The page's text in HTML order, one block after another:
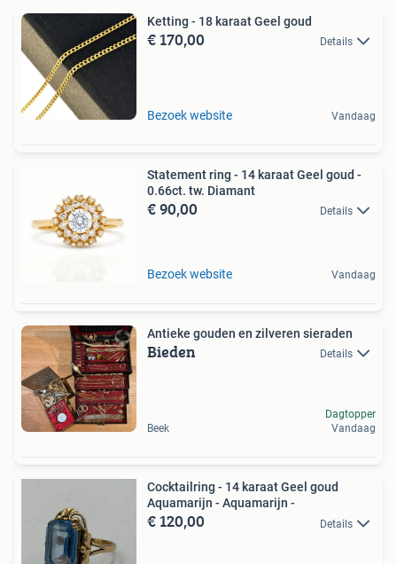
Ketting - 18 karaat Geel goud
€ 170,00 Details
Bezoek website Vandaag
Statement ring - 14 karaat Geel goud -
0.66ct. tw. Diamant
€ 90,00 Details
Bezoek website Vandaag
Antieke gouden en zilveren sieraden
Bieden Details
Beek
Dagtopper
Vandaag
Cocktailring - 14 karaat Geel goud
Aquamarijn - Aquamarijn -
€ 120,00 Details